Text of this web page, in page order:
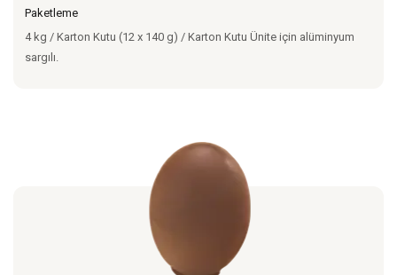
Paketleme
4 kg / Karton Kutu (12 x 140 g) / Karton Kutu Ünite için alüminyum
sargılı.